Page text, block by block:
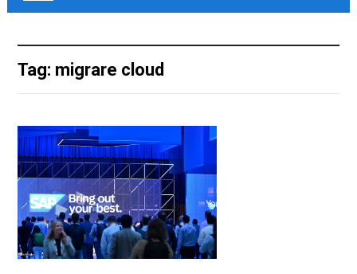
Tag: migrare cloud